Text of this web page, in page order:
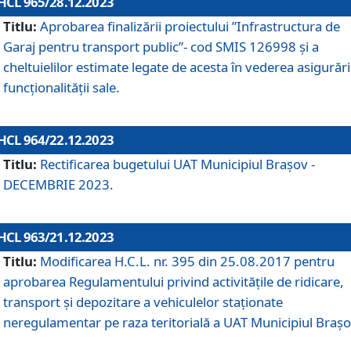
Titlu: Aprobarea finalizării proiectului ”Infrastructura de
Garaj pentru transport public”- cod SMIS 126998 și a
cheltuielilor estimate legate de acesta în vederea
funcționalității sale.
964/22.12.2023
Titlu: Rectificarea bugetului UAT Municipiul Braşov -
DECEMBRIE 2023.
963/21.12.2023
Titlu: Modificarea H.C.L. nr. 395 din 25.08.2017 pentru
aprobarea Regulamentului privind activitățile de ridicare,
transport şi depozitare a vehiculelor staționate
neregulamentar pe raza teritorială a UAT Municipiul